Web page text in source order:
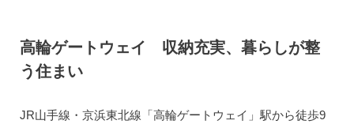
高輪ゲートウェイ 収納充実、暮らしが整
う住まい
JR山手線・京浜東北線「高輪ゲートウェイ」駅から徒歩9